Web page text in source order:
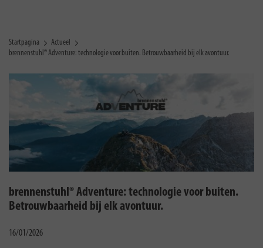
Startpagina
Actueel
brennenstuhl® Adventure: technologie voor buiten. Betrouwbaarheid bij elk avontuur.
brennenstuhl® Adventure: technologie voor buiten.
Betrouwbaarheid bij elk avontuur.
16/01/2026